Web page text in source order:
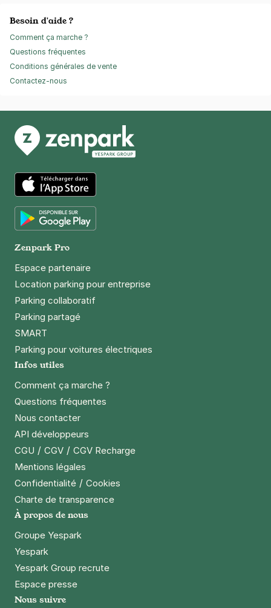
Besoin d'aide ?
Comment ça marche ?
Questions fréquentes
Conditions générales de vente
Contactez-nous
App Store
Zenpark Pro
Espace partenaire
Location parking pour entreprise
Parking collaboratif
Parking partagé
SMART
Parking pour voitures électriques
Infos utiles
Comment ça marche ?
Questions fréquentes
Nous contacter
API développeurs
CGU / CGV / CGV Recharge
Mentions légales
Confidentialité / Cookies
Charte de transparence
À propos de nous
Groupe Yespark
Yespark
Yespark Group recrute
Espace presse
Nous suivre